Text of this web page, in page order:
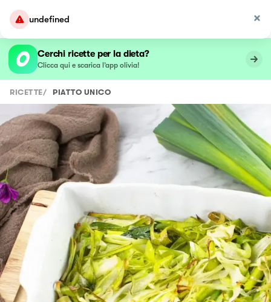
undefined
Cerchi ricette per la dieta?
Clicca qui e scarica l’app olivia!
RICETTE/ PIATTO UNICO